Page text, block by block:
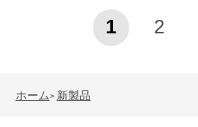
1 2
ホーム> 新製品